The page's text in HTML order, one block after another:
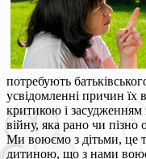
потребують
усвідомленні причин їх
критикою і засудженням
війну, яка рано чи пізно
Ми воюємо з дітьми, це
дитиною, що з нами